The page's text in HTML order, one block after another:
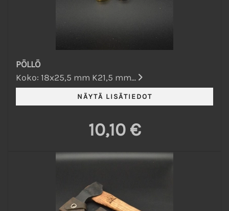
PÖLLÖ
Koko: 18x25,5 mm K21,5 mm...
10,10 €